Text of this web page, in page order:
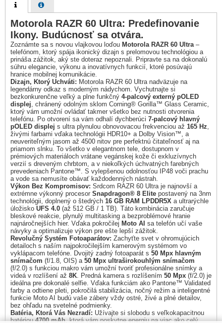
Motorola RAZR 60 Ultra: Predefinovanie
Ikony. Budúcnosť sa otvára.
Zoznámte sa s novou vlajkovou loďou Motorola RAZR 60 Ultra–
telefónom, ktorý spája ikonický dizajn s prelomovou technológiou a
prináša zážitok, aký ste doteraz nepoznali. Pripravte sa na dokonalú
súhru elegancie, výkonu a inovatívnych funkcií, ktoré posúvajú
hranice mobilnej komunikácie.
Dizajn, Ktorý Uchváti: Motorola RAZR 60 Ultra nadväzuje na
legendárny odkaz s moderným nádychom. Vychutnajte si
bezkonkurenčne veľký a plne funkčný 4-palcový externý pOLED
displej, chránený odolným sklom Corning® Gorilla™ Glass Ceramic,
ktorý vám umožní ovládať takmer všetko bez nutnosti otvorenia
telefónu. Po otvorení sa vám odhalí dychberúci 7-palcový hlavný
pOLED displej s ultra plynulou obnovovacou frekvenciou až 165 Hz,
živými farbami vďaka technológii HDR10+ a Dolby Vision™, a
neuveriteľným jasom až 4500 nitov pre perfektnú čitateľnosť aj na
priamom slnku. To všetko v elegantnom tele, dostupnom v
prémiových materiáloch vrátane vegánskej kože či exkluzívnych
verzií s dreveným chrbtom, a v niekoľkých úchvatných farebných
prevedeniach Pantone™. S vylepšenou odolnosťou IP48 voči prachu
a vode sa nemusíte obávať každodenných nástrah.
Výkon Bez Kompromisov: Srdcom RAZR 60 Ultra je najnovší a
extrémne výkonný procesor Snapdragon® 8 Elite postavený na 3nm
technológii, doplnený o štedrých 16 GB RAM LPDDR5X a ultrarýchle
úložisko UFS 4.0 (až 512 GB / 1 TB). Táto kombinácia zaručuje
bleskové reakcie, plynulý multitasking a bezproblémové hranie
najnáročnejších hier. Vďaka pokročilej Moto AI sa telefón učí vaše
návyky a optimalizuje výkon pre ešte lepší zážitok.
Revolučný Systém Fotoaparátov: Zachyťte svet v ohromujúcich
detailoch s naším najpokročilejším kamerovým systémom vo
vyklápacom telefóne. Dvojitý zadný fotoaparát s 50 Mpx hlavným
snímačom (f/1.8, OIS) a 50 Mpx ultraširokouhlým snímačom
(f/2.0) s funkciou makro vám umožní tvoriť profesionálne snímky a
videá v rozlíšení až 8K. Predná kamera s rozlíšením 50 Mpx (f/2.0) je
ideálna pre dokonalé selfie. Vďaka funkciám ako Pantone™ Validated
farby a odtiene pleti, pokročilá stabilizácia, nočný režim a inteligentné
funkcie Moto AI budú vaše zábery vždy ostré, živé a plné detailov,
bez ohľadu na svetelné podmienky.
Batéria, Ktorá Vás Nezradí: Užívajte si slobodu s veľkokapacitnou
batériou4700 mAh, ktorá vám poskytne energiu na viac ako celý